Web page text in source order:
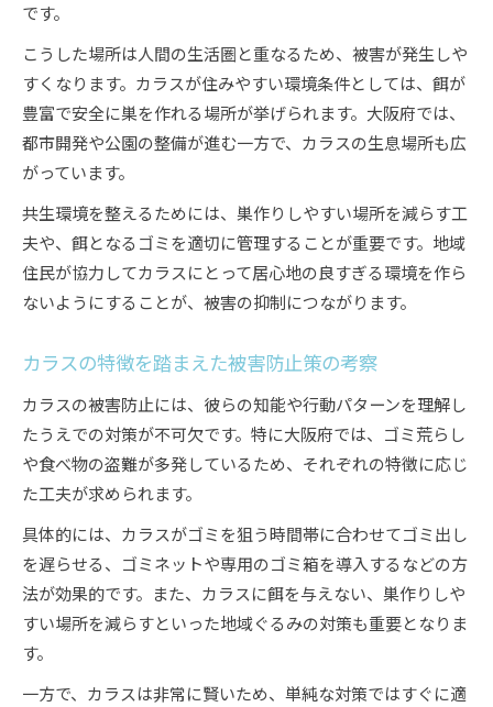
です。
こうした場所は人間の生活圏と重なるため、被害が発生しや
すくなります。カラスが住みやすい環境条件としては、餌が
豊富で安全に巣を作れる場所が挙げられます。大阪府では、
都市開発や公園の整備が進む一方で、カラスの生息場所も広
がっています。
共生環境を整えるためには、巣作りしやすい場所を減らす工
夫や、餌となるゴミを適切に管理することが重要です。地域
住民が協力してカラスにとって居心地の良すぎる環境を作ら
ないようにすることが、被害の抑制につながります。
カラスの特徴を踏まえた被害防止策の考察
カラスの被害防止には、彼らの知能や行動パターンを理解し
たうえでの対策が不可欠です。特に大阪府では、ゴミ荒らし
や食べ物の盗難が多発しているため、それぞれの特徴に応じ
た工夫が求められます。
具体的には、カラスがゴミを狙う時間帯に合わせてゴミ出し
を遅らせる、ゴミネットや専用のゴミ箱を導入するなどの方
法が効果的です。また、カラスに餌を与えない、巣作りしや
すい場所を減らすといった地域ぐるみの対策も重要となりま
す。
一方で、カラスは非常に賢いため、単純な対策ではすぐに適